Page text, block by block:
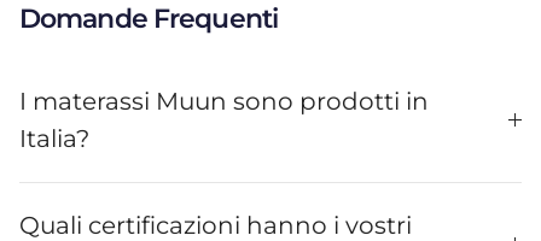
Domande Frequenti
I materassi Muun sono prodotti in
Italia?
Quali certificazioni hanno i vostri